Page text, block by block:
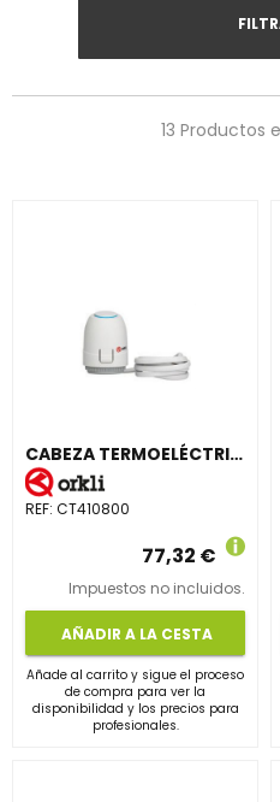
13 Productos
CABEZA TERMOELÉCTRICA M30x1,5 CONTACTO CERRADO 230V
REF: CT410800
77,32 €
Impuestos no incluidos.
AÑADIR A LA CESTA
Añade al carrito y sigue el proceso
de compra para ver la
disponibilidad y los precios para
profesionales.